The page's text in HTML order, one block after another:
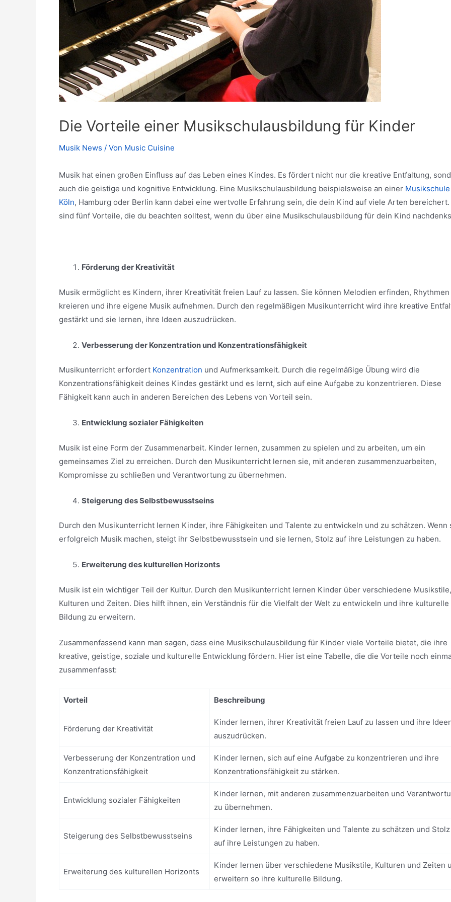
Die Vorteile einer Musikschulausbildung für Kinder
Musik News / Von Music Cuisine
Musik hat einen großen Einfluss auf das Leben eines Kindes. Es fördert nicht nur die kreative Entfaltung,
auch die geistige und kognitive Entwicklung. Eine Musikschulausbildung beispielsweise an einer
Köln, Hamburg oder Berlin kann dabei eine wertvolle Erfahrung sein, die dein Kind auf viele Arten
sind fünf Vorteile, die du beachten solltest, wenn du über eine Musikschulausbildung für dein Kind
Förderung der Kreativität
Musik ermöglicht es Kindern, ihrer Kreativität freien Lauf zu lassen. Sie können Melodien erfinden, Rhythmen
kreieren und ihre eigene Musik aufnehmen. Durch den regelmäßigen Musikunterricht wird ihre kreative
gestärkt und sie lernen, ihre Ideen auszudrücken.
Verbesserung der Konzentration und Konzentrationsfähigkeit
Musikunterricht erfordert Konzentration und Aufmerksamkeit. Durch die regelmäßige Übung wird die
Konzentrationsfähigkeit deines Kindes gestärkt und es lernt, sich auf eine Aufgabe zu konzentrieren. Diese
Fähigkeit kann auch in anderen Bereichen des Lebens von Vorteil sein.
Entwicklung sozialer Fähigkeiten
Musik ist eine Form der Zusammenarbeit. Kinder lernen, zusammen zu spielen und zu arbeiten, um ein
gemeinsames Ziel zu erreichen. Durch den Musikunterricht lernen sie, mit anderen zusammenzuarbeiten,
Kompromisse zu schließen und Verantwortung zu übernehmen.
Steigerung des Selbstbewusstseins
Durch den Musikunterricht lernen Kinder, ihre Fähigkeiten und Talente zu entwickeln und zu schätzen. Wenn
erfolgreich Musik machen, steigt ihr Selbstbewusstsein und sie lernen, Stolz auf ihre Leistungen zu haben.
Erweiterung des kulturellen Horizonts
Musik ist ein wichtiger Teil der Kultur. Durch den Musikunterricht lernen Kinder über verschiedene Musikstile,
Kulturen und Zeiten. Dies hilft ihnen, ein Verständnis für die Vielfalt der Welt zu entwickeln und ihre kulturelle
Bildung zu erweitern.
Zusammenfassend kann man sagen, dass eine Musikschulausbildung für Kinder viele Vorteile bietet, die ihre
kreative, geistige, soziale und kulturelle Entwicklung fördern. Hier ist eine Tabelle, die die Vorteile noch
zusammenfasst:
Vorteil Beschreibung
Förderung der Kreativität
Kinder lernen, ihrer Kreativität freien Lauf zu lassen und ihre
auszudrücken.
Verbesserung der Konzentration und
Konzentrationsfähigkeit
Kinder lernen, sich auf eine Aufgabe zu konzentrieren und ihre
Konzentrationsfähigkeit zu stärken.
Entwicklung sozialer Fähigkeiten
Kinder lernen, mit anderen zusammenzuarbeiten und
zu übernehmen.
Steigerung des Selbstbewusstseins
Kinder lernen, ihre Fähigkeiten und Talente zu schätzen und Stolz
auf ihre Leistungen zu haben.
Erweiterung des kulturellen Horizonts
Kinder lernen über verschiedene Musikstile, Kulturen und Zeiten
erweitern so ihre kulturelle Bildung.